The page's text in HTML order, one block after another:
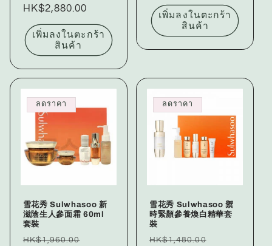
ปกติ
HK$2,880.00
เพิ่มลงในตะกร้า
สินค้า
เพิ่มลงในตะกร้า
สินค้า
ลดราคา
雪花秀 Sulwhasoo 新
滋陰生人參面霜 60ml
套裝
ราคา
HK$1,960.00
ลดราคา
雪花秀 Sulwhasoo 禦
時緊顏參養煥白精華套
裝
ราคา
HK$1,480.00